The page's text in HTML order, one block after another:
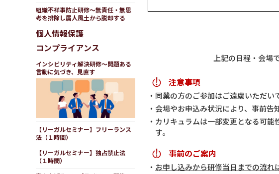
上記の日程・会場
注意事項
同業の方のご参加はご遠慮いただい
会場やお申込み状況により、事前告
カリキュラムは一部変更となる可能
す。
事前のご案内
お申し込みから研修当日までの流れ
組織不祥事防止研修～無責任・無思
考を排除し属人風土から脱却する
個人情報保護
コンプライアンス
インシビリティ解決研修～問題ある
言動に気づき、見直す
【リーガルセミナー】フリーランス
法（１時間）
【リーガルセミナー】独占禁止法
（１時間）